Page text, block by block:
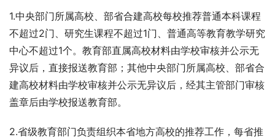
1.中央部门所属高校、部省合建高校每校推荐普通本科课程
不超过2门、研究生课程不超过1门、普通高等教育教学研究
中心不超过1个。教育部直属高校材料由学校审核并公示无
异议后，直接报送教育部；其他中央部门所属高校、部省合
建高校材料由学校审核并公示无异议后，经其主管部门审核
盖章后由学校报送教育部。
2.省级教育部门负责组织本省地方高校的推荐工作，每省推